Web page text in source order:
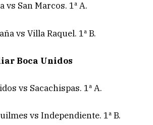
vs San Marcos. 1ª A.
vs Villa Raquel. 1ª B.
Boca Unidos
vs Sacachispas. 1ª A.
vs Independiente. 1ª B.